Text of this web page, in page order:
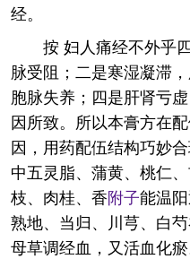
经。
按 妇人痛经不外乎
脉受阻；二是寒湿凝滞
胞脉失养；四是肝肾亏
因所致。所以本膏方在
因，用药配伍结构巧妙
中五灵脂、蒲黄、桃仁
枝、肉桂、香附子能温
熟地、当归、川芎、白
母草调经血，又活血化